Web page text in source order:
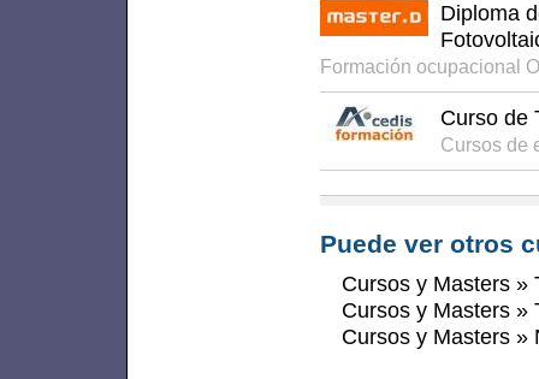
Diploma
Formación ocupacional
Curso de
Cursos de
Puede ver otros
Cursos y Masters »
Cursos y Masters »
Cursos y Masters »